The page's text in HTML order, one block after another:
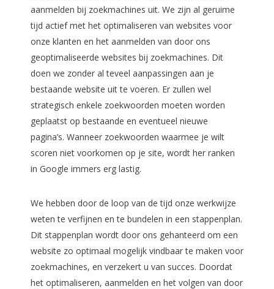
aanmelden bij zoekmachines uit. We zijn al geruime
tijd actief met het optimaliseren van websites voor
onze klanten en het aanmelden van door ons
geoptimaliseerde websites bij zoekmachines. Dit
doen we zonder al teveel aanpassingen aan je
bestaande website uit te voeren. Er zullen wel
strategisch enkele zoekwoorden moeten worden
geplaatst op bestaande en eventueel nieuwe
pagina’s. Wanneer zoekwoorden waarmee je wilt
scoren niet voorkomen op je site, wordt her ranken
in Google immers erg lastig.
We hebben door de loop van de tijd onze werkwijze
weten te verfijnen en te bundelen in een stappenplan.
Dit stappenplan wordt door ons gehanteerd om een
website zo optimaal mogelijk vindbaar te maken voor
zoekmachines, en verzekert u van succes. Doordat
het optimaliseren, aanmelden en het volgen van door